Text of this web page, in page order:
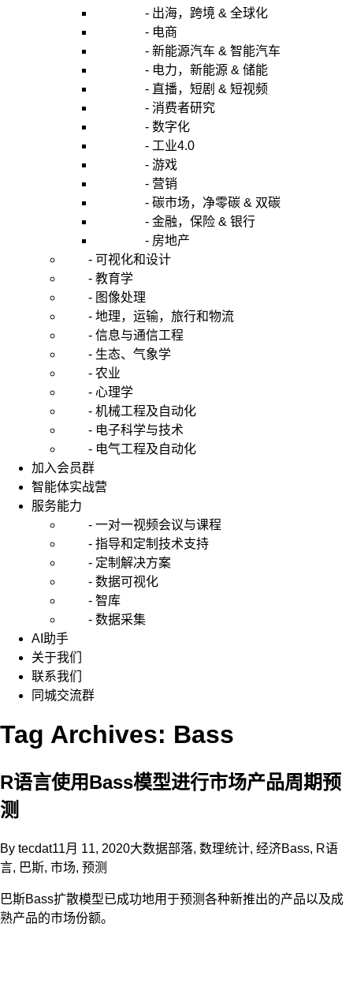
- 出海，跨境 & 全球化
- 电商
- 新能源汽车 & 智能汽车
- 电力，新能源 & 储能
- 直播，短剧 & 短视频
- 消费者研究
- 数字化
- 工业4.0
- 游戏
- 营销
- 碳市场，净零碳 & 双碳
- 金融，保险 & 银行
- 房地产
- 可视化和设计
- 教育学
- 图像处理
- 地理，运输，旅行和物流
- 信息与通信工程
- 生态、气象学
- 农业
- 心理学
- 机械工程及自动化
- 电子科学与技术
- 电气工程及自动化
加入会员群
智能体实战营
服务能力
- 一对一视频会议与课程
- 指导和定制技术支持
- 定制解决方案
- 数据可视化
- 智库
- 数据采集
AI助手
关于我们
联系我们
同城交流群
Tag Archives: Bass
R语言使用Bass模型进行市场产品周期预
测
By tecdat11月 11, 2020大数据部落, 数理统计, 经济Bass, R语
言, 巴斯, 市场, 预测
巴斯Bass扩散模型已成功地用于预测各种新推出的产品以及成
熟产品的市场份额。